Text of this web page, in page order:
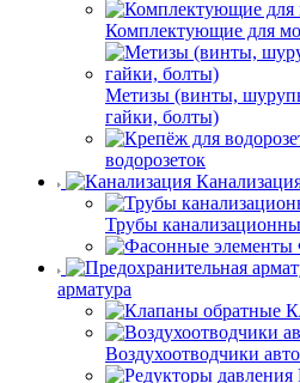
Комплектующие для
Метизы (винты,
гайки, болты)
водорозеток
Трубы
арматура
Воздухоотводчики